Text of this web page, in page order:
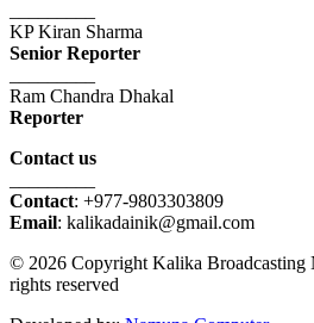
KP Kiran Sharma
Senior Reporter
Ram Chandra Dhakal
Reporter
Contact us
Contact: +977-9803303809
Email: kalikadainik@gmail.com
© 2026 Copyright Kalika
rights reserved